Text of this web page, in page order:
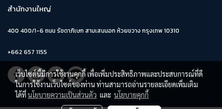
สำนักงานใหญ่
400 400/1-6 ถนน รัชดาภิเษก สามเสนนอก ห้วยขวาง กรุงเทพ 10310
+662 657 1155
เว็บไซต์นี้มีการใช้งานคุกกี้ เพื่อเพิ่มประสิทธิภาพและประสบการณ์ที่ดี
ในการใช้งานเว็บไซต์ของท่าน ท่านสามารถอ่านรายละเอียดเพิ่มเติม
ได้ที่นโยบายความเป็นส่วนตัว และ นโยบายคุกกี้